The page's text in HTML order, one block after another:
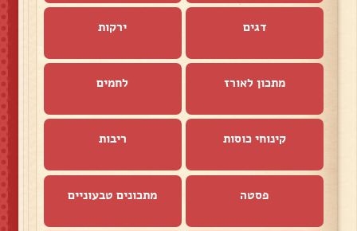
דגים ירקות
מתכון לאורז לחמים
קינוחי כוסות ריבות
פסטה מתכונים טבעוניים